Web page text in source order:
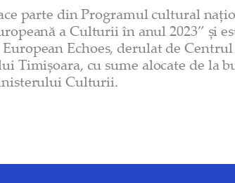
parte din Programul cultural
a Culturii în anul 2023” și
Echoes, derulat de
Timișoara, cu sume alocate de la
Culturii.